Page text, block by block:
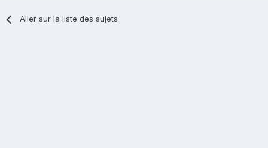
Aller sur la liste des sujets